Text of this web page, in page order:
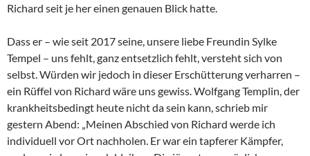
Richard seit je her einen genauen Blick hatte.
Dass er – wie seit 2017 seine, unsere liebe Freundin Sylke
Tempel – uns fehlt, ganz entsetzlich fehlt, versteht sich von
selbst. Würden wir jedoch in dieser Erschütterung verharren –
ein Rüffel von Richard wäre uns gewiss. Wolfgang Templin, der
krankheitsbedingt heute nicht da sein kann, schrieb mir
gestern Abend: „Meinen Abschied von Richard werde ich
individuell vor Ort nachholen. Er war ein tapferer Kämpfer,